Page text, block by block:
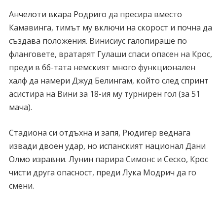
Анчелоти вкара Родриго да пресира вместо
Камавинга, тимът му включи на скорост и почна да
създава положения. Винисиус галопираше по
фланговете, вратарят Гулаши спаси опасен на Крос,
преди в 66-тата немският много функционален
халф да намери Джуд Белингам, който след спринт
асистира на Вини за 18-ия му турнирен гол (за 51
мача).
Стадиона си отдъхна и запя, Рюдигер веднага
извади двоен удар, но испанският национал Дани
Олмо изравни. Лунин парира Симонс и Сеско, Крос
чисти друга опасност, преди Лука Модрич да го
смени.